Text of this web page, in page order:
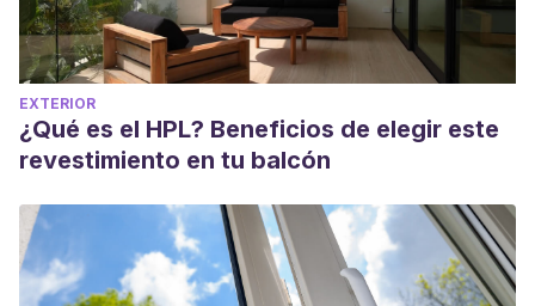
EXTERIOR
¿Qué es el HPL? Beneficios de elegir este
revestimiento en tu balcón